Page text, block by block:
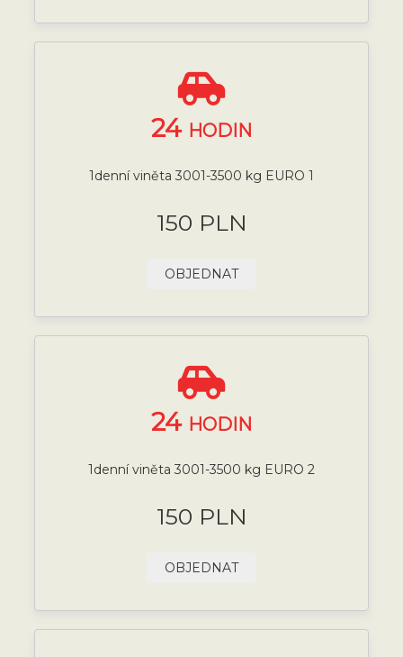
24 HODIN
1denní viněta 3001-3500 kg EURO 1
150 PLN
OBJEDNAT
24 HODIN
1denní viněta 3001-3500 kg EURO 2
150 PLN
OBJEDNAT